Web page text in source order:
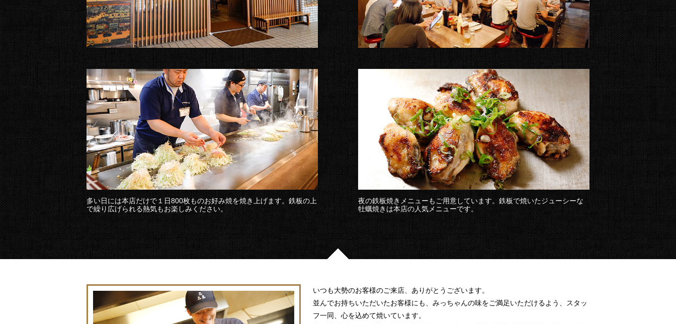
多い日には本店だけで１日800枚ものお好み焼を焼き上げます。鉄板の上
で繰り広げられる熱気もお楽しみください。
夜の鉄板焼きメニューもご用意しています。鉄板で焼いたジューシーな
牡蠣焼きは本店の人気メニューです。
いつも大勢のお客様のご来店、ありがとうございます。
並んでお持ちいただいたお客様にも、みっちゃんの味をご満足いただけるよう、スタッ
フ一同、心を込めて焼いています。